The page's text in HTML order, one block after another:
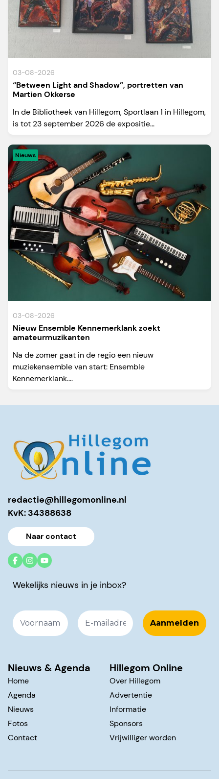
03-08-2026
“Between Light and Shadow”, portretten van
Martien Okkerse
In de Bibliotheek van Hillegom, Sportlaan 1 in Hillegom,
is tot 23 september 2026 de expositie...
Nieuws
03-08-2026
Nieuw Ensemble Kennemerklank zoekt
amateurmuzikanten
Na de zomer gaat in de regio een nieuw
muziekensemble van start: Ensemble
Kennemerklank....
redactie@hillegomonline.nl
KvK: 34388638
Naar contact
Wekelijks nieuws in je inbox?
Nieuws & Agenda
Home
Agenda
Nieuws
Fotos
Contact
Hillegom Online
Over Hillegom
Advertentie
Informatie
Sponsors
Vrijwilliger worden